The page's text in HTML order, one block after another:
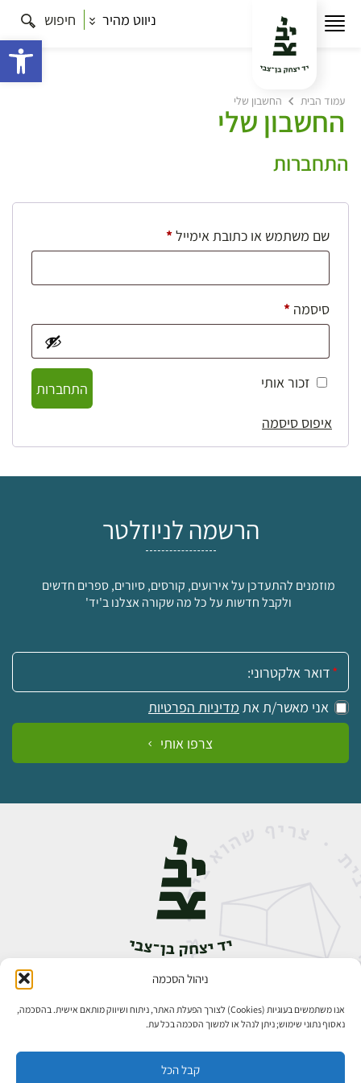
ניהול הסכמה
אנו משתמשים בעוגיות (Cookies) לצורך הפעלת האתר, ניתוח ושיווק מותאם אישית. בהסכמה,
נאסוף נתוני שימוש; ניתן לנהל או למשוך הסכמה בכל עת.
קבל הכל
ניווט מהיר חיפוש
עמוד הבית החשבון שלי
החשבון שלי
התחברות
שם משתמש או כתובת אימייל*חובה
סיסמה *חובה
זכור אותי
התחברות
איפוס סיסמה
הרשמה לניוזלטר
מוזמנים להתעדכן על אירועים, קורסים, סיורים, ספרים חדשים
ולקבל חדשות על כל מה שקורה אצלנו ב'יד'
אימייל:
אני מאשר/ת את מדיניות הפרטיות
צרפו אותי
אבן גבירול 14, רחביה, ירושלים